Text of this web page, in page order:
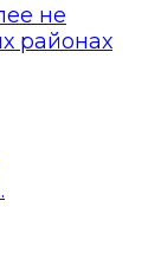
не
районах